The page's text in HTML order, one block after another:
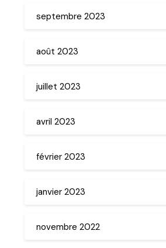
septembre 2023
août 2023
juillet 2023
avril 2023
février 2023
janvier 2023
novembre 2022